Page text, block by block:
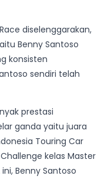
diselenggarakan,
Benny Santoso
konsisten
sendiri telah
prestasi
ganda yaitu juara
Touring Car
kelas Master
Benny Santoso